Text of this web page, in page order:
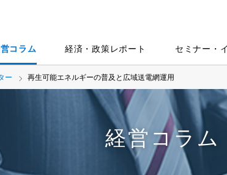
コラム 経済・政策レポート セミナー・
ー 再生可能エネルギーの普及と広域送電網運用
経営コラム